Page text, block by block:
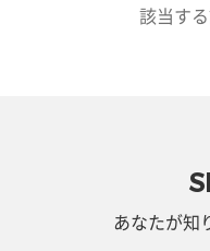
該当す
あなたが知